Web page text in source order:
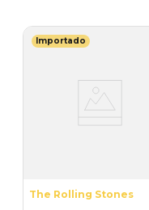
Importado
The Rolling Stones